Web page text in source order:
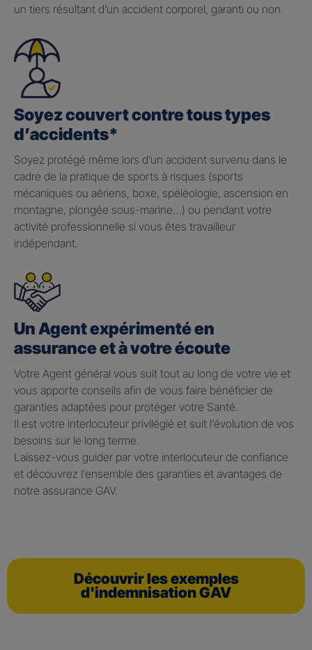
un tiers résultant d’un accident corporel, garanti ou non.
Soyez couvert contre tous types
d’accidents*
Soyez protégé même lors d’un accident survenu dans le
cadre de la pratique de sports à risques (sports
mécaniques ou aériens, boxe, spéléologie, ascension en
montagne, plongée sous-marine…) ou pendant votre
activité professionnelle si vous êtes travailleur
indépendant.
Un Agent expérimenté en
assurance et à votre écoute
Votre Agent général vous suit tout au long de votre vie et
vous apporte conseils afin de vous faire bénéficier de
garanties adaptées pour protéger votre Santé.
Il est votre interlocuteur privilégié et suit l’évolution de vos
besoins sur le long terme.
Laissez-vous guider par votre interlocuteur de confiance
et découvrez l’ensemble des garanties et avantages de
notre assurance GAV.
Découvrir les exemples
d'indemnisation GAV